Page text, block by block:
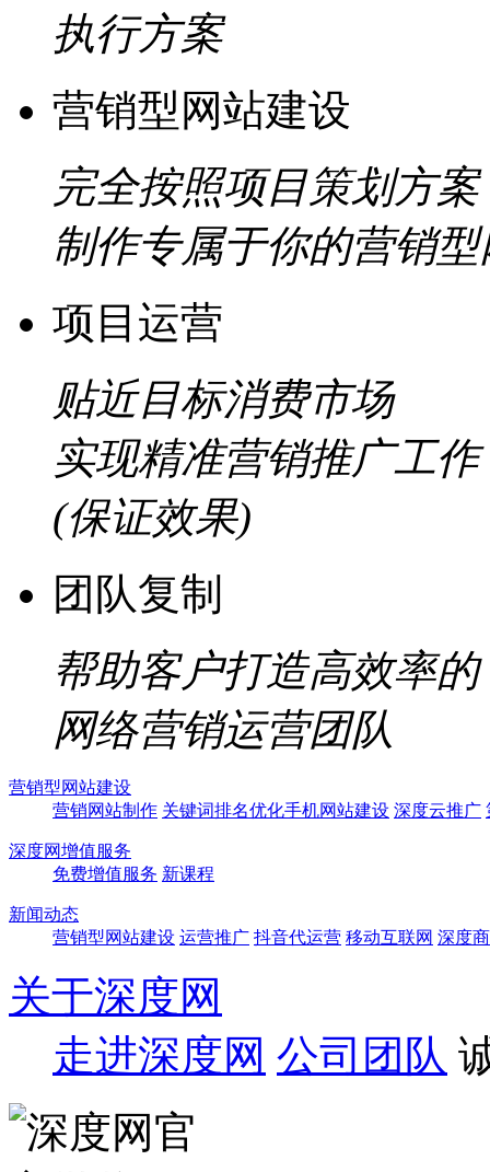
执行方案
营销型网站建设
完全按照项目策划方案
制作专属于你的营销
项目运营
贴近目标消费市场
实现精准营销推广工作
(保证效果)
团队复制
帮助客户打造高效率的
网络营销运营团队
营销型网站建设
营销网站制作 关键词排名优化手机网站建设 深度云推广
深度网增值服务
免费增值服务 新课程
新闻动态
营销型网站建设 运营推广 抖音代运营 移动互联网 深度
关于深度网
走进深度网 公司团队